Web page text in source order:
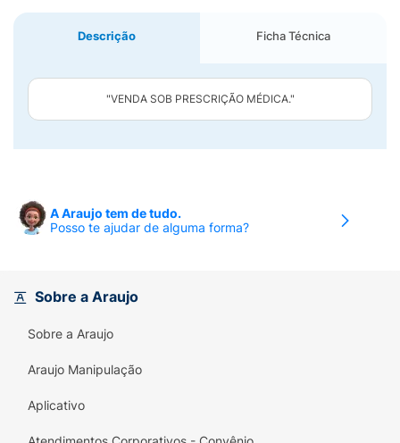
Descrição Ficha Técnica
"VENDA SOB PRESCRIÇÃO MÉDICA."
A Araujo tem de tudo.
Posso te ajudar de alguma forma?
Sobre a Araujo
Sobre a Araujo
Araujo Manipulação
Aplicativo